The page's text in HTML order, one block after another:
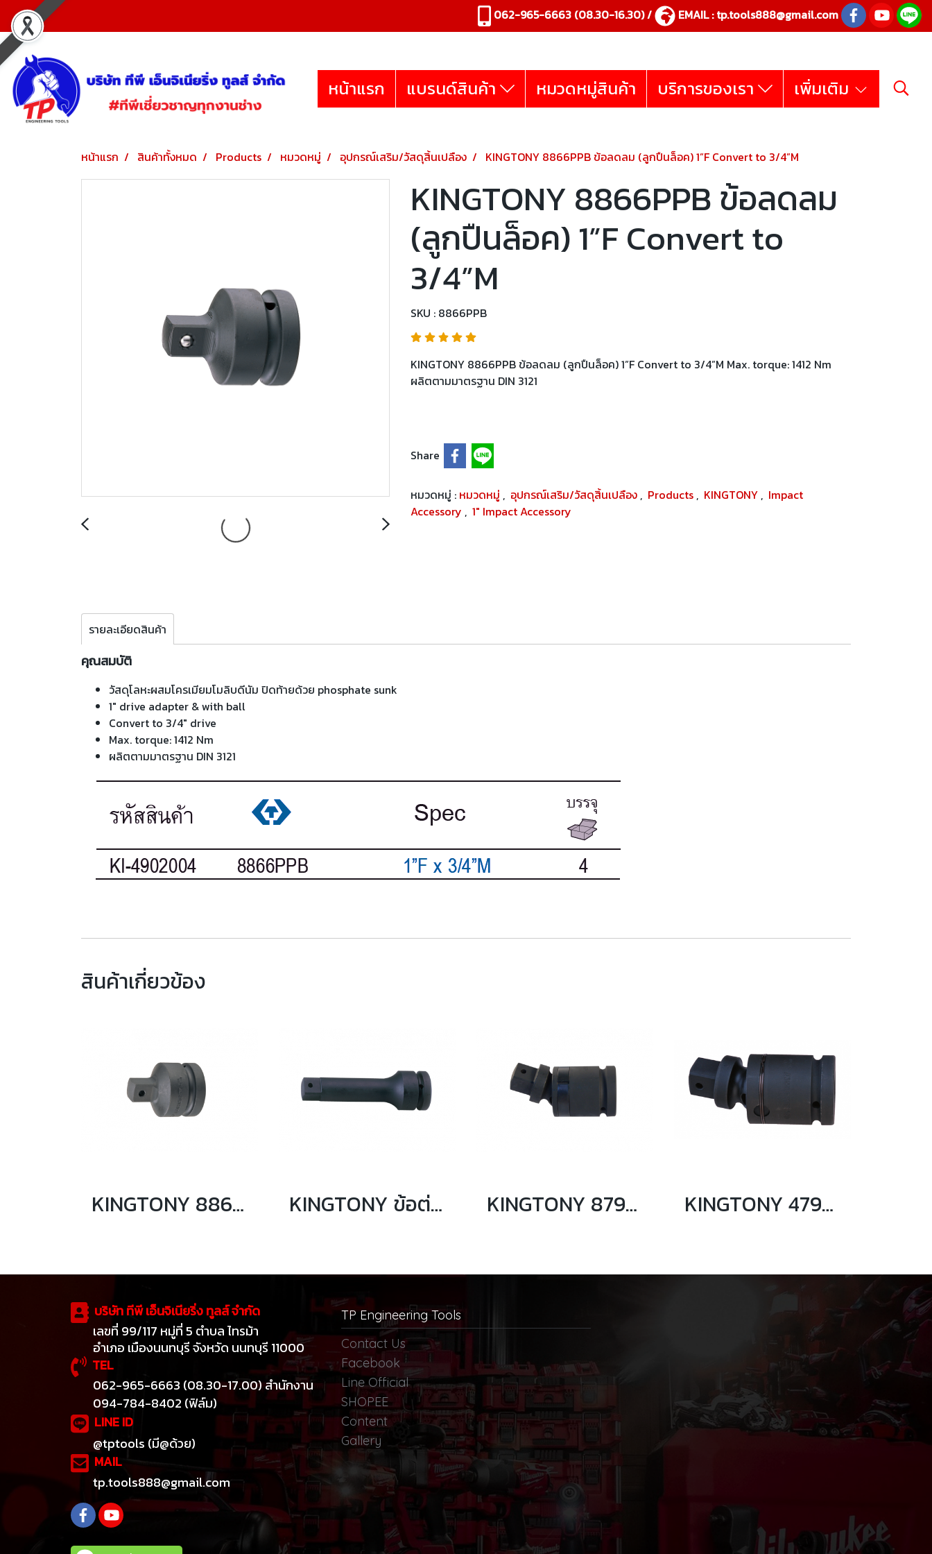
062-965-6663 (08.30-16.30) / EMAIL :tp.tools888@gmail.com
หน้าแรก แบรนด์สินค้า หมวดหมู่สินค้า บริการของเรา เพิ่มเติม
หน้าแรก สินค้าทั้งหมด Products หมวดหมู่ อุปกรณ์เสริม/วัสดุสิ้นเปลือง KINGTONY 8866PPB ข้อลดลม (ลูกปืนล็อค) 1”F Convert to 3/4”M
KINGTONY 8866PPB ข้อลดลม
(ลูกปืนล็อค) 1”F Convert to
3/4”M
SKU : 8866PPB
KINGTONY 8866PPB ข้อลดลม (ลูกปืนล็อค) 1”F Convert to 3/4”M Max. torque: 1412 Nm
ผลิตตามมาตรฐาน DIN 3121
Share
หมวดหมู่ : หมวดหมู่ , อุปกรณ์เสริม/วัสดุสิ้นเปลือง , Products , KINGTONY , Impact
Accessory , 1" Impact Accessory
รายละเอียดสินค้า
คุณสมบัติ
วัสดุโลหะผสมโครเมียมโมลิบดีนัม ปิดท้ายด้วย phosphate sunk
1" drive adapter & with ball
Convert to 3/4" drive
Max. torque: 1412 Nm
ผลิตตามมาตรฐาน DIN 3121
สินค้าเกี่ยวข้อง
KINGTONY 8866PB ข้อลดลม 1”F Convert to 3/4”M KINGTONY ข้อต่อบล็อกลม 1" ความยาว 7,10,13 นิ้ว KINGTONY 8797 ข้ออ่อนลม 1" ความยาว 128mm. KINGTONY 4797 ข้ออ่อนลม 1/2" ความยาว 67mm.
บริษัท ทีพี เอ็นจิเนียริ่ง ทูลส์ จำกัด
เลขที่ 99/117 หมู่ที่ 5 ตำบล ไทรม้า
อำเภอ เมืองนนทบุรี จังหวัด นนทบุรี 11000
TEL
062-965-6663 (08.30-17.00) สำนักงาน
094-784-8402 (ฟิล์ม)
LINE ID
@tptools (มี@ด้วย)
MAIL
tp.tools888@gmail.com
TP Engineering Tools
Contact Us
Facebook
Line Official
SHOPEE
Content
Gallery